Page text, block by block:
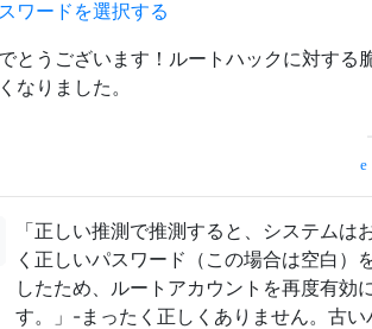
とうございます！ルートハックに対する
なりました。
「正しい推測で推測すると、システムは
く正しいパスワード（この場合は空白）
したため、ルートアカウントを再度有効
す。」-まったく正しくありません。古い